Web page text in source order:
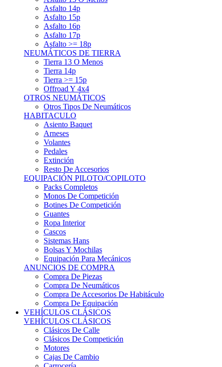
Asfalto 15p
Asfalto 16p
Asfalto 17p
Asfalto >= 18p
NEUMÁTICOS DE TIERRA
Tierra 13 O Menos
Tierra 14p
Tierra >= 15p
Offroad Y 4x4
OTROS NEUMÁTICOS
Otros Tipos De Neumáticos
HABITACULO
Asiento Baquet
Arneses
Volantes
Pedales
Extinción
Resto De Accesorios
EQUIPACIÓN PILOTO/COPILOTO
Packs Completos
Monos De Competición
Botines De Competición
Guantes
Ropa Interior
Cascos
Sistemas Hans
Bolsas Y Mochilas
Equipación Para Mecánicos
ANUNCIOS DE COMPRA
Compra De Piezas
Compra De Neumáticos
Compra De Accesorios De Habitáculo
Compra De Equipación
VEHÍCULOS CLÁSICOS
VEHÍCULOS CLÁSICOS
Clásicos De Calle
Clásicos De Competición
Motores
Cajas De Cambio
Carrocería
Suspensiones